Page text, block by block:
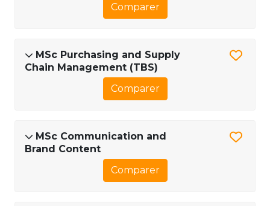
Comparer
MSc Purchasing and Supply
Chain Management (TBS)
Comparer
MSc Communication and
Brand Content
Comparer